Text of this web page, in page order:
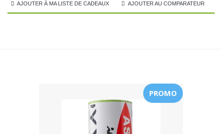
AJOUTER À MA LISTE DE CADEAUX AJOUTER AU COMPARATEUR
PROMO